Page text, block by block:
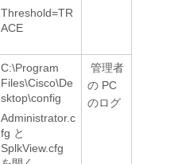
Threshold=TR
ACE
C:\Program
Files\Cisco\De
sktop\config
Administrator.c
fg と
SplkView.cfg
管理者
の PC
のログ